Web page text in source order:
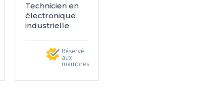
Technicien en
électronique
industrielle
Réservé
aux
membres